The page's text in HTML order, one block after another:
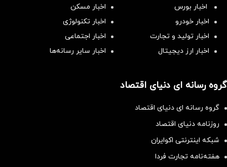
اخبار بورس
اخبار مسکن
اخبار خودرو
اخبار تکنولوژی
اخبار تولید و تجارت
اخبار اجتماعی
اخبار ارز دیجیتال
اخبار سایر رسانه‌‌ها
گروه رسانه ای دنیای اقتصاد
گروه رسانه ای دنیای اقتصاد
روزنامه دنیای اقتصاد
شبکه اینترنتی اکوایران
هفته‌نامه تجارت فردا